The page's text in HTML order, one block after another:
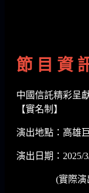
節 目 資
中國信託精彩呈
【實名制】
演出地點：高雄
演出日期：2025/
(實際演出時